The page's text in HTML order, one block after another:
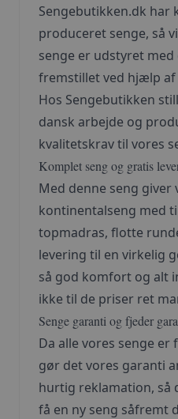
Sengebutikken.dk har
produceret senge, så
senge er udstyret
fremstillet ved hjælp
Hos Sengebutikken
dansk arbejde og
kvalitetskrav til vores
Komplet seng og gratis
Med denne seng giver
kontinentalseng med
topmadras, flotte
levering til en virkelig
så god komfort og alt
ikke til de priser ret
Senge garanti og fjeder
Da alle vores senge
gør det vores garanti
hurtig reklamation, så
få en ny seng såfremt